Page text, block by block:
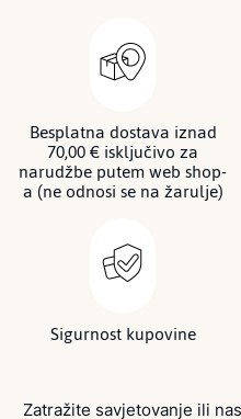
Besplatna dostava iznad
70,00 € isključivo za
narudžbe putem web shop-
a (ne odnosi se na žarulje)
Sigurnost kupovine
Zatražite savjetovanje ili